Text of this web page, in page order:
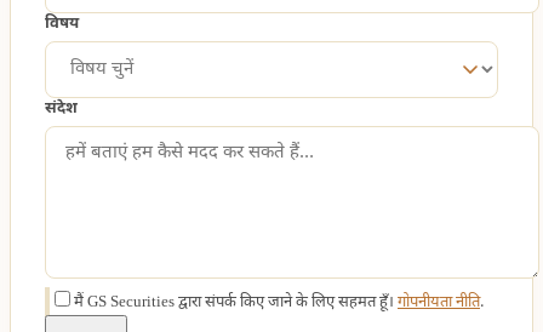
विषय
संदेश
मैं GS Securities द्वारा संपर्क किए जाने के लिए सहमत हूँ। गोपनीयता नीति.